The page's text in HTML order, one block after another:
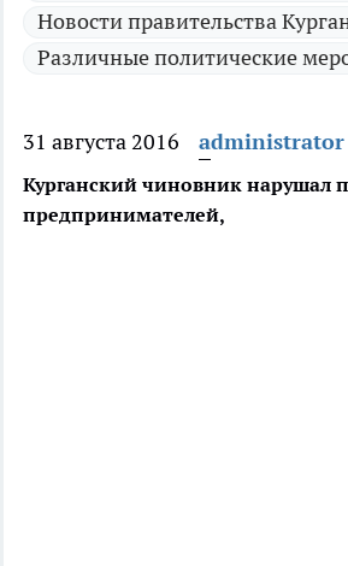
Новости правительства
Различные политические
31 августа 2016 administrator
Курганский чиновник нарушал
предпринимателей,